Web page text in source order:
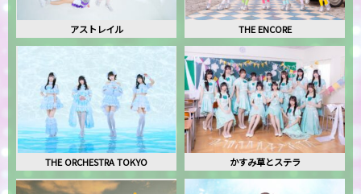
アストレイル THE ENCORE
THE ORCHESTRA TOKYO かすみ草とステラ